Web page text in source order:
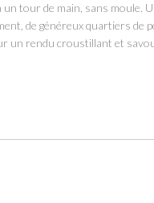
un tour de main, sans moule.
de généreux quartiers de
un rendu croustillant et